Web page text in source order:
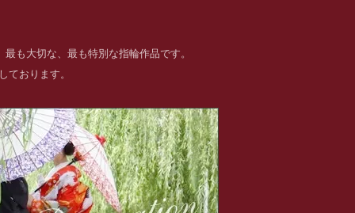
も大切な、最も特別な指輪作品です。
ております。